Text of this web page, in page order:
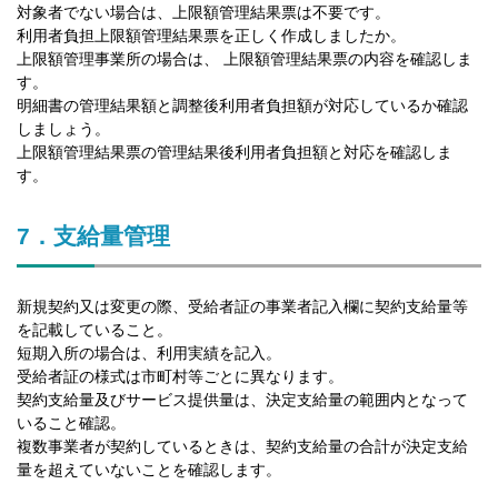
対象者でない場合は、上限額管理結果票は不要です。
利用者負担上限額管理結果票を正しく作成しましたか。
上限額管理事業所の場合は、 上限額管理結果票の内容を確認しま
す。
明細書の管理結果額と調整後利用者負担額が対応しているか確認
しましょう。
上限額管理結果票の管理結果後利用者負担額と対応を確認しま
す。
7．支給量管理
新規契約又は変更の際、受給者証の事業者記入欄に契約支給量等
を記載していること。
短期入所の場合は、利用実績を記入。
受給者証の様式は市町村等ごとに異なります。
契約支給量及びサービス提供量は、決定支給量の範囲内となって
いること確認。
複数事業者が契約しているときは、契約支給量の合計が決定支給
量を超えていないことを確認します。